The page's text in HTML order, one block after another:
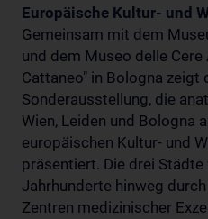
Europäische Kultur- und
Gemeinsam mit dem
und dem Museo delle
Cattaneo" in Bologna zeigt
Sonderausstellung, die
Wien, Leiden und Bologna
europäischen Kultur- und
präsentiert. Die drei Städte
Jahrhunderte hinweg
Zentren medizinischer